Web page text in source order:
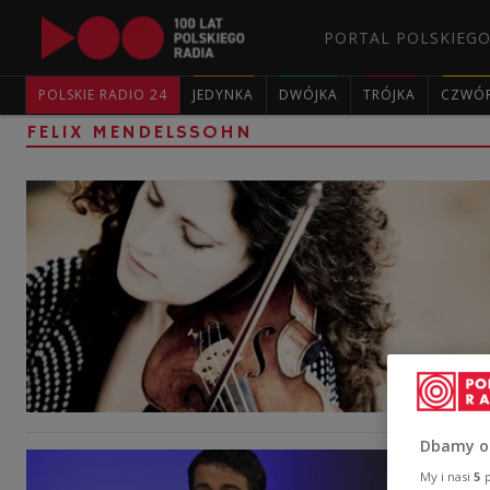
PORTAL
POLSKIE RADIO 24 JEDYNKA DWÓJKA TRÓJKA
FELIX MENDELSSOHN
Dbamy
My i nasi 5